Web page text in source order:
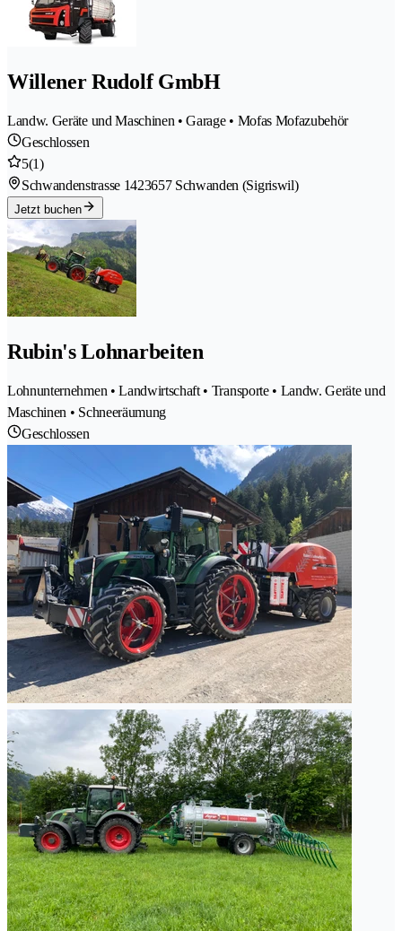
Willener Rudolf GmbH
Landw. Geräte und Maschinen • Garage • Mofas Mofazubehör
Geschlossen
5(1)
Schwandenstrasse 1423657 Schwanden (Sigriswil)
Jetzt buchen
Rubin's Lohnarbeiten
Lohnunternehmen • Landwirtschaft • Transporte • Landw. Geräte und
Maschinen • Schneeräumung
Geschlossen